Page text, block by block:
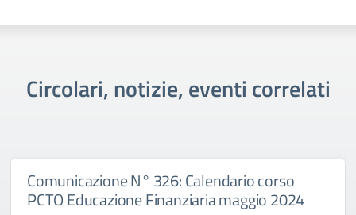
Circolari, notizie, eventi correlati
Comunicazione N° 326: Calendario corso
PCTO Educazione Finanziaria maggio 2024